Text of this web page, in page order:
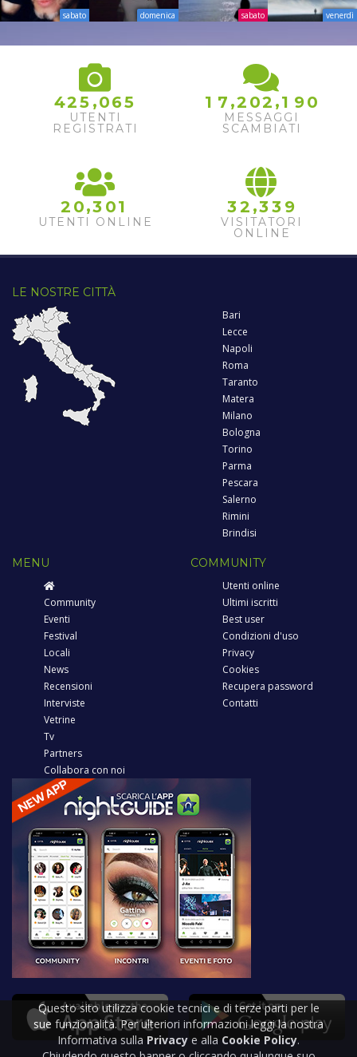
sabato domenica sabato venerdì
425 ,065
UTENTI
REGISTRATI
1 7 ,2 02 ,1 90
MESSAGGI
SCAMBIATI
2 0,3 01
UTENTI ONLINE
32 ,33 9
VISITATORI
ONLINE
LE NOSTRE CITTÀ
Bari
Lecce
Napoli
Roma
Taranto
Matera
Milano
Bologna
Torino
Parma
Pescara
Salerno
Rimini
Brindisi
MENU
Community
Eventi
Festival
Locali
News
Recensioni
Interviste
Vetrine
Tv
Partners
Collabora con noi
COMMUNITY
Utenti online
Ultimi iscritti
Best user
Condizioni d'uso
Privacy
Cookies
Recupera password
Contatti
Questo sito utilizza cookie tecnici e di terze parti per le
sue funzionalità. Per ulteriori informazioni leggi la nostra
Informativa sulla Privacy e alla Cookie Policy.